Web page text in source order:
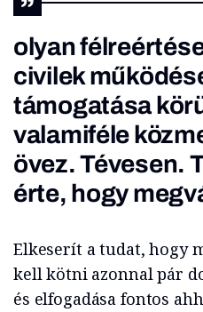
olyan
civilek
támogatása
valamiféle
övez. Tévesen.
érte, hogy
Elkeserít a tudat, hogy
kell kötni azonnal pár
és elfogadása fontos